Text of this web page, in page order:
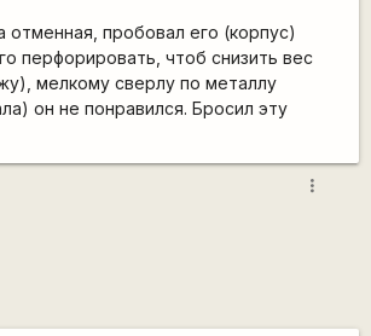
отменная, пробовал его (корпус)
перфорировать, чтоб снизить вес
мелкому сверлу по металлу
он не понравился. Бросил эту
more_vert